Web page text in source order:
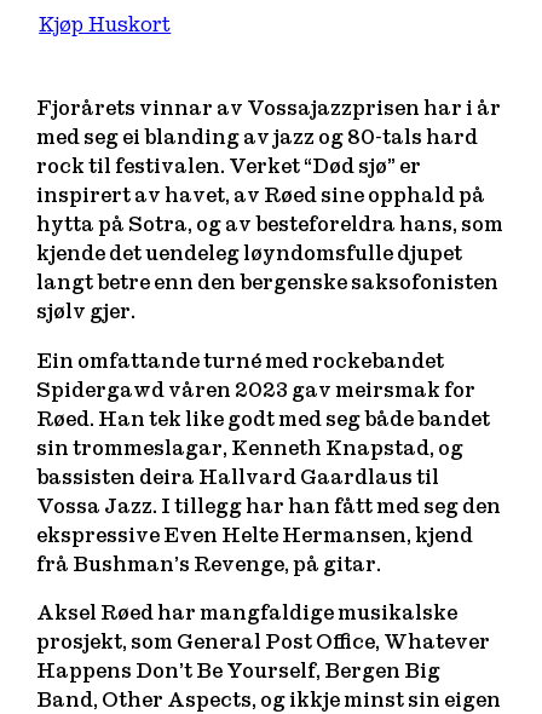
Kjøp Huskort
Fjorårets vinnar av Vossajazzprisen har i år
med seg ei blanding av jazz og 80-tals hard
rock til festivalen. Verket “Død sjø” er
inspirert av havet, av Røed sine opphald på
hytta på Sotra, og av besteforeldra hans, som
kjende det uendeleg løyndomsfulle djupet
langt betre enn den bergenske saksofonisten
sjølv gjer.
Ein omfattande turné med rockebandet
Spidergawd våren 2023 gav meirsmak for
Røed. Han tek like godt med seg både bandet
sin trommeslagar, Kenneth Knapstad, og
bassisten deira Hallvard Gaardlaus til
Vossa Jazz. I tillegg har han fått med seg den
ekspressive Even Helte Hermansen, kjend
frå Bushman’s Revenge, på gitar.
Aksel Røed har mangfaldige musikalske
prosjekt, som General Post Office, Whatever
Happens Don’t Be Yourself, Bergen Big
Band, Other Aspects, og ikkje minst sin eigen